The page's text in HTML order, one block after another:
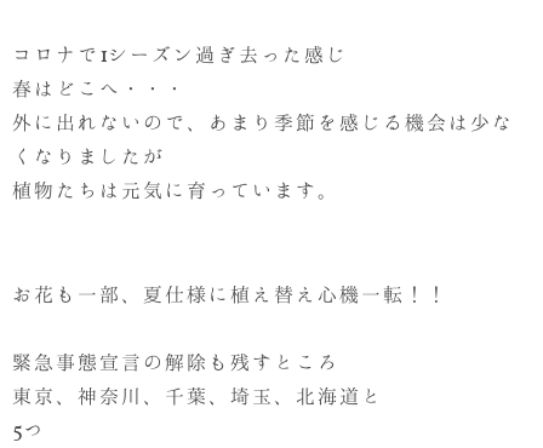
コロナで1シーズン過ぎ去った感じ
春はどこへ・・・
外に出れないので、あまり季節を感じる機会は少な
くなりましたが
植物たちは元気に育っています。
お花も一部、夏仕様に植え替え心機一転！！
緊急事態宣言の解除も残すところ
東京、神奈川、千葉、埼玉、北海道と
5つ